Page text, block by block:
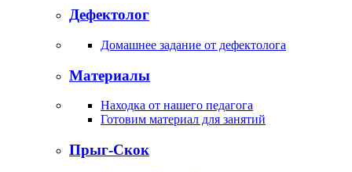
Дефектолог
Домашнее задание от дефектолога
Материалы
Находка от нашего педагога
Готовим материал для занятий
Прыг-Скок